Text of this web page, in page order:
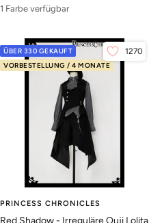
1 Farbe verfügbar
ÜBER 330 GEKAUFT
VORBESTELLUNG / 4 MONATE
1270
PRINCESS CHRONICLES